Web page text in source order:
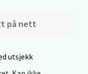
på nett
utsjekk
- Kilden